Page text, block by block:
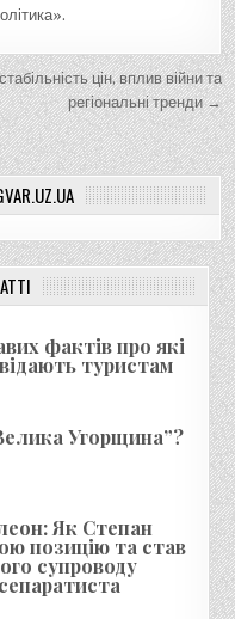
цін, вплив війни та
регіональні тренди →
фактів про які
туристам
Угорщина”?
Як Степан
позицію та став
супроводу